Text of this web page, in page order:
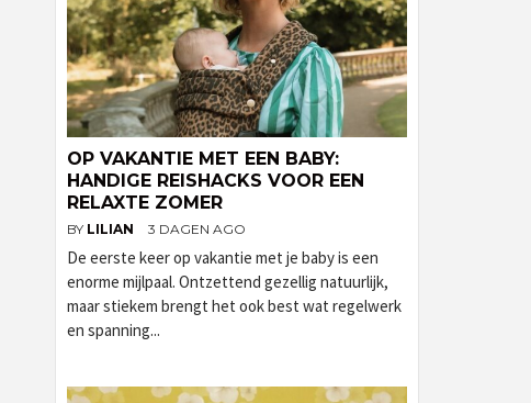
OP VAKANTIE MET EEN BABY:
HANDIGE REISHACKS VOOR EEN
RELAXTE ZOMER
BY LILIAN 3 DAGEN AGO
De eerste keer op vakantie met je baby is een
enorme mijlpaal. Ontzettend gezellig natuurlijk,
maar stiekem brengt het ook best wat regelwerk
en spanning...